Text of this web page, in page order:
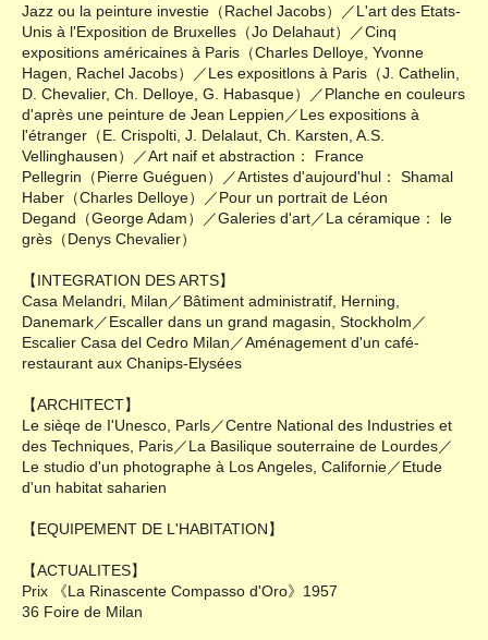
Jazz ou la peinture investie（Rachel Jacobs）／L'art des Etats-
Unis à l'Exposition de Bruxelles（Jo Delahaut）／Cinq
expositions américaines à Paris（Charles Delloye, Yvonne
Hagen, Rachel Jacobs）／Les expositlons à Paris（J. Cathelin,
D. Chevalier, Ch. Delloye, G. Habasque）／Planche en couleurs
d'après une peinture de Jean Leppien／Les expositions à
l'étranger（E. Crispolti, J. Delalaut, Ch. Karsten, A.S.
Vellinghausen）／Art naif et abstraction： France
Pellegrin（Pierre Guéguen）／Artistes d'aujourd'hul： Shamal
Haber（Charles Delloye）／Pour un portrait de Léon
Degand（George Adam）／Galeries d'art／La céramique： le
grès（Denys Chevalier）
【INTEGRATION DES ARTS】
Casa Melandri, Milan／Bâtiment administratif, Herning,
Danemark／Escaller dans un grand magasin, Stockholm／
Escalier Casa del Cedro Milan／Aménagement d'un café-
restaurant aux Chanips-Elysées
【ARCHITECT】
Le sièqe de I'Unesco, Parls／Centre National des Industries et
des Techniques, Paris／La Basilique souterraine de Lourdes／
Le studio d'un photographe à Los Angeles, Californie／Etude
d'un habitat saharien
【EQUIPEMENT DE L'HABITATION】
【ACTUALITES】
Prix 《La Rinascente Compasso d'Oro》1957
36 Foire de Milan